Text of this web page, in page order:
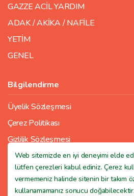
Web sitemizde en iyi deneyimi elde
lütfen çerezleri kabul ediniz. Çerez
vermemeniz halinde sitenin bir takım
kullanamamanız sonucu
GAZZE ACİL YARDIM
ADAK / AKİKA / NAFİLE
YETİM
GENEL
Bilgilendirme
Üyelik Sözleşmesi
Çerez Politikası
Gizlilik Sözleşmesi
Bize Ulaşın
İletişim Bilgileri